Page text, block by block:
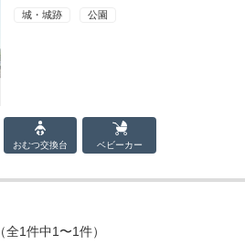
城・城跡 公園
おむつ交換台 ベビーカー
（全1件中1〜1件）